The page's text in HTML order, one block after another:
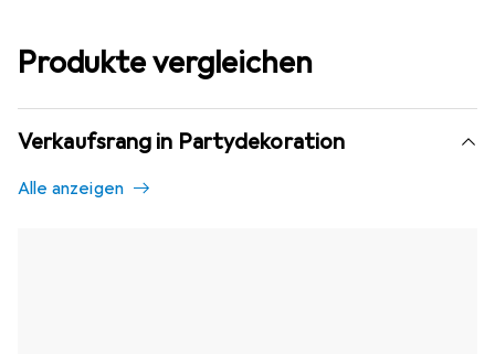
Produkte vergleichen
Verkaufsrang in Partydekoration
Alle anzeigen